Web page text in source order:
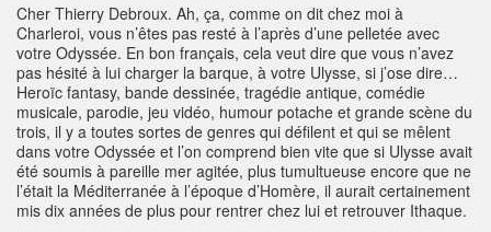
Cher Thierry Debroux. Ah, ça, comme on dit chez moi à
Charleroi, vous n’êtes pas resté à l’après d’une pelletée avec
votre Odyssée. En bon français, cela veut dire que vous n’avez
pas hésité à lui charger la barque, à votre Ulysse, si j’ose dire…
Heroïc fantasy, bande dessinée, tragédie antique, comédie
musicale, parodie, jeu vidéo, humour potache et grande scène du
trois, il y a toutes sortes de genres qui défilent et qui se mêlent
dans votre Odyssée et l’on comprend bien vite que si Ulysse avait
été soumis à pareille mer agitée, plus tumultueuse encore que ne
l’était la Méditerranée à l’époque d’Homère, il aurait certainement
mis dix années de plus pour rentrer chez lui et retrouver Ithaque.